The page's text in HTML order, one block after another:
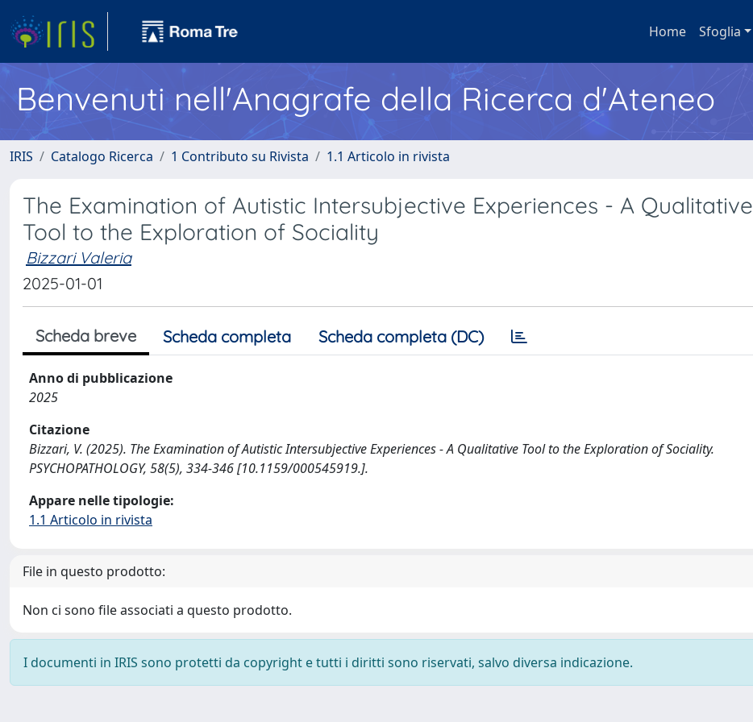
Home Sfoglia
Benvenuti nell'Anagrafe della Ricerca d'Ateneo
IRIS Catalogo Ricerca 1 Contributo su Rivista 1.1 Articolo in rivista
The Examination of Autistic Intersubjective Experiences - A Qualitative
Tool to the Exploration of Sociality
Bizzari Valeria
2025-01-01
Scheda breve Scheda completa Scheda completa (DC)
Anno di pubblicazione
2025
Citazione
Bizzari, V. (2025). The Examination of Autistic Intersubjective Experiences - A Qualitative Tool to the Exploration of Sociality.
PSYCHOPATHOLOGY, 58(5), 334-346 [10.1159/000545919.].
Appare nelle tipologie:
1.1 Articolo in rivista
File in questo prodotto:
Non ci sono file associati a questo prodotto.
I documenti in IRIS sono protetti da copyright e tutti i diritti sono riservati, salvo diversa indicazione.